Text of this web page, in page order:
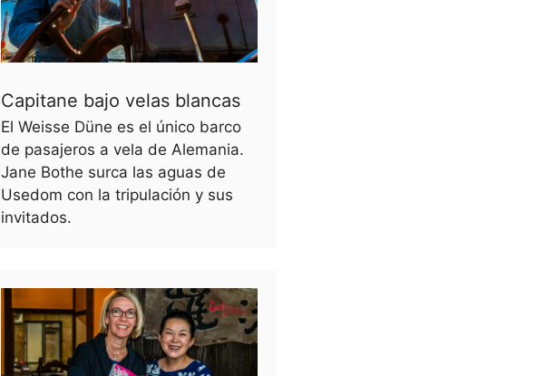
Capitane bajo velas blancas
El Weisse Düne es el único barco
de pasajeros a vela de Alemania.
Jane Bothe surca las aguas de
Usedom con la tripulación y sus
invitados.